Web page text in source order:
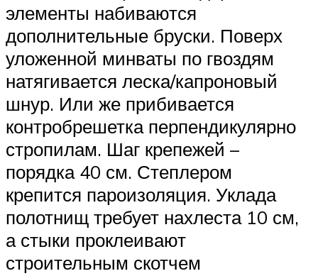
элементы набиваются
дополнительные бруски. Поверх
уложенной минваты по гвоздям
натягивается леска/капроновый
шнур. Или же прибивается
контробрешетка перпендикулярно
стропилам. Шаг крепежей –
порядка 40 см. Степлером
крепится пароизоляция. Уклада
полотнищ требует нахлеста 10 см,
а стыки проклеивают
строительным скотчем